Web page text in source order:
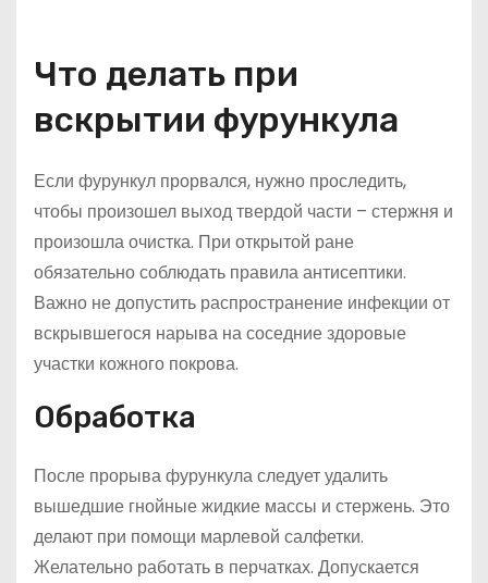
Что делать при
вскрытии фурункула
Если фурункул прорвался, нужно проследить,
чтобы произошел выход твердой части – стержня и
произошла очистка. При открытой ране
обязательно соблюдать правила антисептики.
Важно не допустить распространение инфекции от
вскрывшегося нарыва на соседние здоровые
участки кожного покрова.
Обработка
После прорыва фурункула следует удалить
вышедшие гнойные жидкие массы и стержень. Это
делают при помощи марлевой салфетки.
Желательно работать в перчатках. Допускается